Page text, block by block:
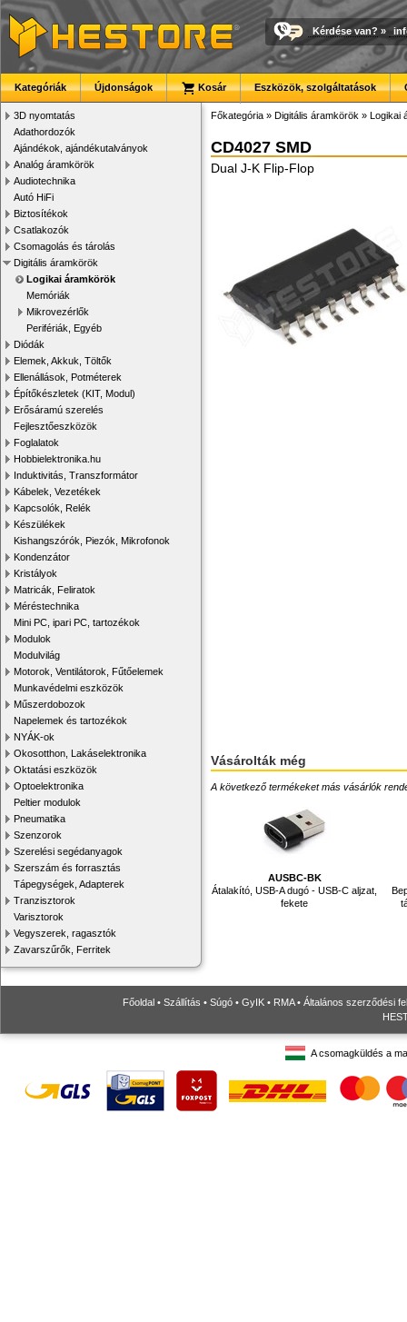
Kérdése van? »
Kategóriák Újdonságok Kosár Eszközök, szolgáltatások
3D nyomtatás
Adathordozók
Ajándékok, ajándékutalványok
Analóg áramkörök
Audiotechnika
Autó HiFi
Biztosítékok
Csatlakozók
Csomagolás és tárolás
Digitális áramkörök
Logikai áramkörök
Memóriák
Mikrovezérlők
Perifériák, Egyéb
Diódák
Elemek, Akkuk, Töltők
Ellenállások, Potméterek
Építőkészletek (KIT, Modul)
Erősáramú szerelés
Fejlesztőeszközök
Foglalatok
Hobbielektronika.hu
Induktivitás, Transzformátor
Kábelek, Vezetékek
Kapcsolók, Relék
Készülékek
Kishangszórók, Piezók, Mikrofonok
Kondenzátor
Kristályok
Matricák, Feliratok
Méréstechnika
Mini PC, ipari PC, tartozékok
Modulok
Modulvilág
Motorok, Ventilátorok, Fűtőelemek
Munkavédelmi eszközök
Műszerdobozok
Napelemek és tartozékok
NYÁK-ok
Okosotthon, Lakáselektronika
Oktatási eszközök
Optoelektronika
Peltier modulok
Pneumatika
Szenzorok
Szerelési segédanyagok
Szerszám és forrasztás
Tápegységek, Adapterek
Tranzisztorok
Varisztorok
Vegyszerek, ragasztók
Zavarszűrők, Ferritek
Főkategória » Digitális áramkörök » Logikai
CD4027 SMD
Dual J-K Flip-Flop
Vásárolták még
A következő termékeket más vásárlók
AUSBC-BK
Átalakító, USB-A dugó - USB-C aljzat,
fekete
Főoldal • Szállítás • Súgó • GyIK • RMA• Általános szerződési
A csomagküldés a